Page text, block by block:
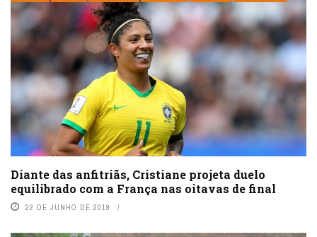
Diante das anfitriãs, Cristiane projeta duelo
equilibrado com a França nas oitavas de final
22 DE JUNHO DE 2019